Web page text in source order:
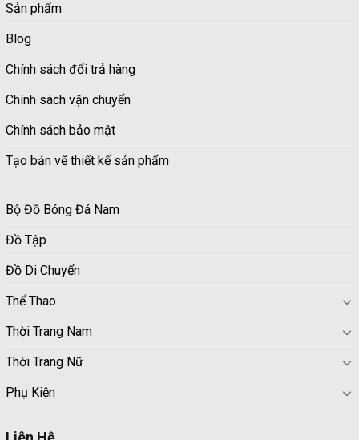
Sản phẩm
Blog
Chính sách đổi trả hàng
Chính sách vận chuyển
Chính sách bảo mật
Tạo bản vẽ thiết kế sản phẩm
Bộ Đồ Bóng Đá Nam
Đồ Tập
Đồ Di Chuyển
Thể Thao
Thời Trang Nam
Thời Trang Nữ
Phụ Kiện